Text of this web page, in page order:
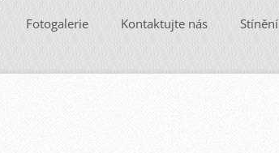
Fotogalerie Kontaktujte nás Stínění